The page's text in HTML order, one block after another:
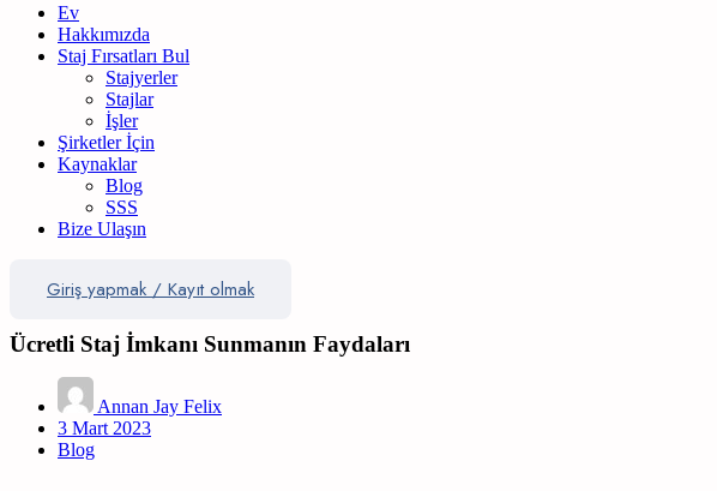
Ev
Hakkımızda
Staj Fırsatları Bul
Stajyerler
Stajlar
İşler
Şirketler İçin
Kaynaklar
Blog
SSS
Bize Ulaşın
Giriş yapmak / Kayıt olmak
Ücretli Staj İmkanı Sunmanın Faydaları
Annan Jay Felix
3 Mart 2023
Blog